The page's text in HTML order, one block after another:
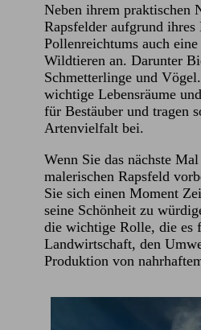
Neben ihrem praktischen
Rapsfelder aufgrund ihres
Pollenreichtums auch
Wildtieren an. Darunter
Schmetterlinge und
wichtige Lebensräume
für Bestäuber und tragen
Artenvielfalt bei.
Wenn Sie das nächste
malerischen Rapsfeld
Sie sich einen Moment
seine Schönheit zu
die wichtige Rolle, die es
Landwirtschaft, den
Produktion von